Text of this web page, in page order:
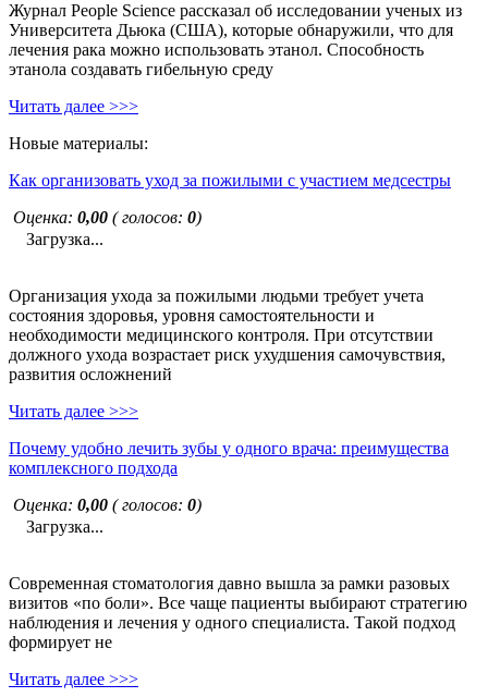
Журнал People Science рассказал об исследовании ученых из
Университета Дьюка (США), которые обнаружили, что для
лечения рака можно использовать этанол. Способность
этанола создавать гибельную среду
Читать далее >>>
Новые материалы:
Как организовать уход за пожилыми с участием медсестры
Оценка: 0,00 ( голосов: 0)
Загрузка...
Организация ухода за пожилыми людьми требует учета
состояния здоровья, уровня самостоятельности и
необходимости медицинского контроля. При отсутствии
должного ухода возрастает риск ухудшения самочувствия,
развития осложнений
Читать далее >>>
Почему удобно лечить зубы у одного врача: преимущества
комплексного подхода
Оценка: 0,00 ( голосов: 0)
Загрузка...
Современная стоматология давно вышла за рамки разовых
визитов «по боли». Все чаще пациенты выбирают стратегию
наблюдения и лечения у одного специалиста. Такой подход
формирует не
Читать далее >>>